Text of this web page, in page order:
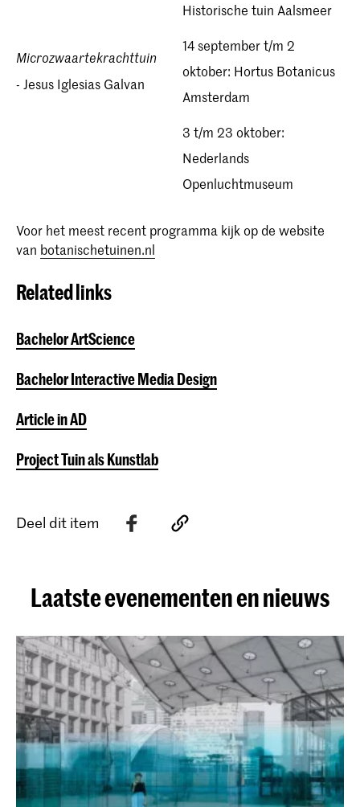
Historische tuin Aalsmeer
Microzwaartekrachttuin
- Jesus Iglesias Galvan
14 september t/m 2
oktober: Hortus Botanicus
Amsterdam
3 t/m 23 oktober:
Nederlands
Openluchtmuseum
Voor het meest recent programma kijk op de website
van botanischetuinen.nl
Related links
Bachelor ArtScience
Bachelor Interactive Media Design
Article in AD
Project Tuin als Kunstlab
Deel dit item
Laatste evenementen en nieuws